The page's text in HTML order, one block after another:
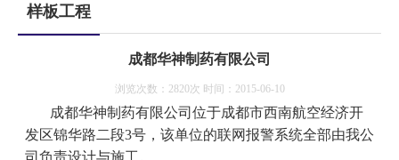
样板工程
成都华神制药有限公司
浏览次数：2820次 时间：2015-06-10
成都华神制药有限公司位于成都市西南航空经济开
发区锦华路二段3号，该单位的联网报警系统全部由我公
司负责设计与施工。